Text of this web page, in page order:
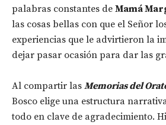
palabras constantes de Mamá
las cosas bellas con que el Señor
experiencias que le advirtieron la
dejar pasar ocasión para dar las
Al compartir las Memorias del
Bosco elige una estructura
todo en clave de agradecimiento.